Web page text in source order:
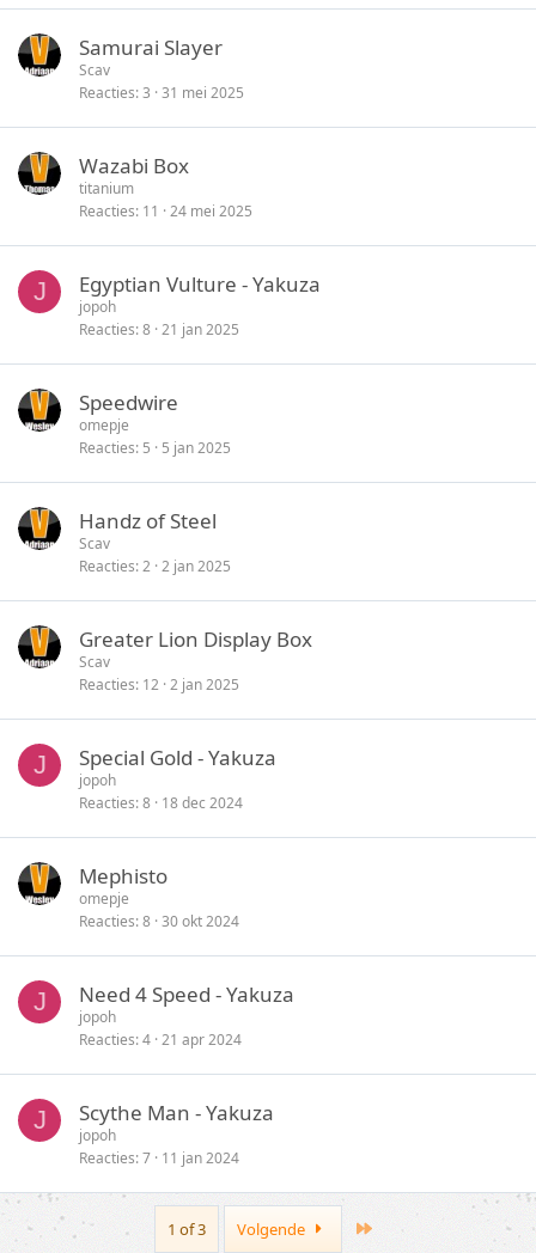
Samurai Slayer
Scav
Reacties 3 31 mei 2025
Wazabi Box
titanium
Reacties 11 24 mei 2025
J Egyptian Vulture - Yakuza
jopoh
Reacties 8 21 jan 2025
Speedwire
omepje
Reacties 5 5 jan 2025
Handz of Steel
Scav
Reacties 2 2 jan 2025
Greater Lion Display Box
Scav
Reacties 12 2 jan 2025
J Special Gold - Yakuza
jopoh
Reacties 8 18 dec 2024
Mephisto
omepje
Reacties 8 30 okt 2024
J Need 4 Speed - Yakuza
jopoh
Reacties 4 21 apr 2024
J Scythe Man - Yakuza
jopoh
Reacties 7 11 jan 2024
1 of 3 Volgende Last